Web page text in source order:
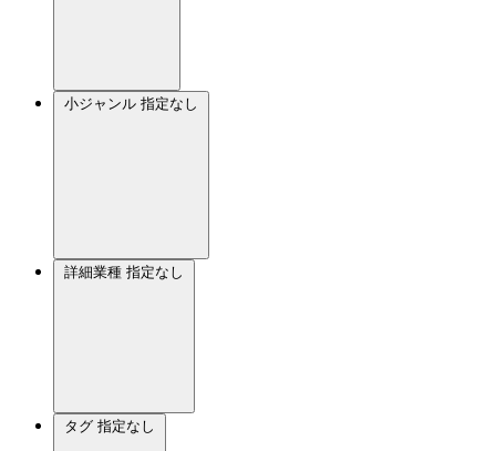
小ジャンル 指定なし
詳細業種 指定なし
タグ 指定なし